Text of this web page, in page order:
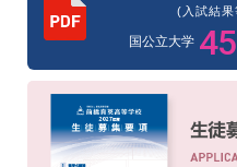
(入試結
国公立大学 45